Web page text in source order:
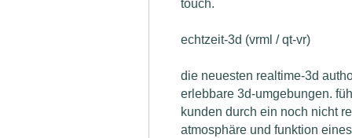
touch.
echtzeit-3d (vrml / qt-vr)
die neuesten realtime-3d
erlebbare 3d-umgebungen.
kunden durch ein noch nicht
atmosphäre und funktion